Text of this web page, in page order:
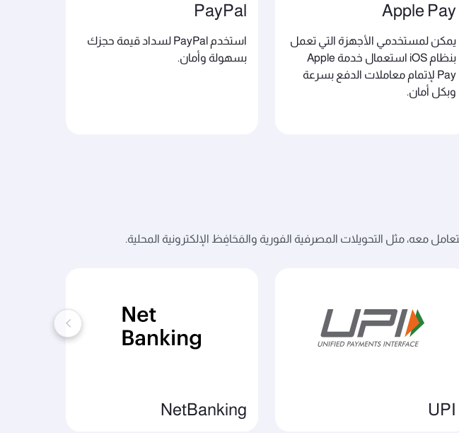
Apple Pay
يمكن لمستخدمي الأجهزة التي تعمل
بنظام iOS استعمال خدمة Apple
Pay لإتمام معاملات الدفع بسرعة
وبكل أمان.
PayPal
استخدم PayPal لسداد قيمة حجزك
بسهولة وأمان.
معه، مثل التحويلات المصرفية الفورية والمَحَافِظ الإلكترونية المحلية.
UPI
NetBanking